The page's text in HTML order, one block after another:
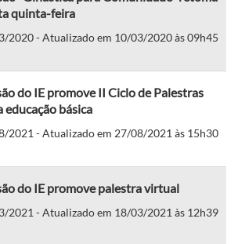
quinta-feira
2020 - Atualizado em 10/03/2020 às 09h45
do IE promove II Ciclo de Palestras
educação básica
2021 - Atualizado em 27/08/2021 às 15h30
do IE promove palestra virtual
2021 - Atualizado em 18/03/2021 às 12h39